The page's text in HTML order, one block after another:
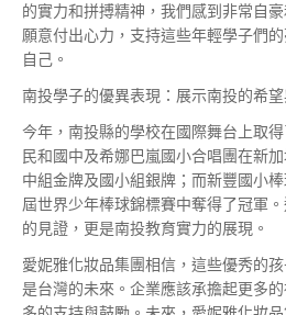
的實力和拼搏精神，我們感到非常自
願意付出心力，支持這些年輕學子們
自己。
南投學子的優異表現：展示南投的希
今年，南投縣的學校在國際舞台上取
民和國中及希娜巴嵐國小合唱團在新
中組金牌及國小組銀牌；而新豐國小
屆世界少年棒球錦標賽中奪得了冠軍
的見證，更是南投教育實力的展現。
愛妮雅化妝品集團相信，這些優秀的
是台灣的未來。企業應該承擔起更多